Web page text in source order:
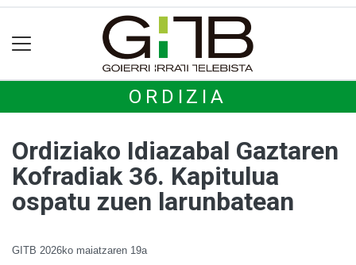
ORDIZIA
Ordiziako Idiazabal Gaztaren
Kofradiak 36. Kapitulua
ospatu zuen larunbatean
GITB 2026ko maiatzaren 19a